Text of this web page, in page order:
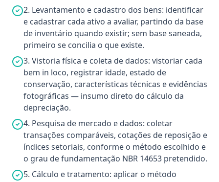
2. Levantamento e cadastro dos bens: identificar
e cadastrar cada ativo a avaliar, partindo da base
de inventário quando existir; sem base saneada,
primeiro se concilia o que existe.
3. Vistoria física e coleta de dados: vistoriar cada
bem in loco, registrar idade, estado de
conservação, características técnicas e evidências
fotográficas — insumo direto do cálculo da
depreciação.
4. Pesquisa de mercado e dados: coletar
transações comparáveis, cotações de reposição e
índices setoriais, conforme o método escolhido e
o grau de fundamentação NBR 14653 pretendido.
5. Cálculo e tratamento: aplicar o método